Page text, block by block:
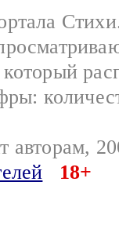
авторам,
18+